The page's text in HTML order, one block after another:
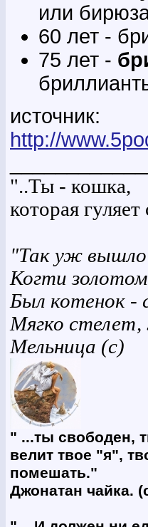
или
60 лет -
75 лет -
источник:
http://
"..Ты - кошка,
которая
"Так уж вышло
Когти
Был котенок -
Мягко
Мельница (с)
" ...ты свободен,
велит твое "я",
помешать."
Джонатан чайка.